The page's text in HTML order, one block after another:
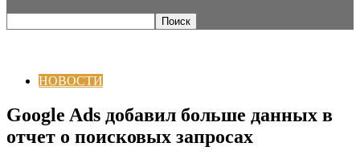
НОВОСТИ
Google Ads добавил больше данных в
отчет о поисковых запросах